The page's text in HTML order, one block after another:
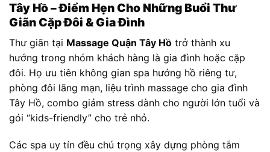
Tây Hồ – Điểm Hẹn Cho Những Buổi Thư
Giãn Cặp Đôi & Gia Đình
Thư giãn tại Massage Quận Tây Hồ trở thành xu
hướng trong nhóm khách hàng là gia đình hoặc cặp
đôi. Họ ưu tiên không gian spa hướng hồ riêng tư,
phòng đôi lãng mạn, liệu trình massage cho gia đình
Tây Hồ, combo giảm stress dành cho người lớn tuổi và
gói “kids-friendly” cho trẻ nhỏ.
Các spa uy tín đều chú trọng xây dựng phòng tắm